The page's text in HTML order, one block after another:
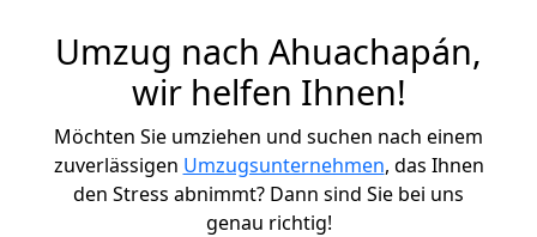
Umzug nach Ahuachapán,
wir helfen Ihnen!
Möchten Sie umziehen und suchen nach einem
zuverlässigen Umzugsunternehmen, das Ihnen
den Stress abnimmt? Dann sind Sie bei uns
genau richtig!